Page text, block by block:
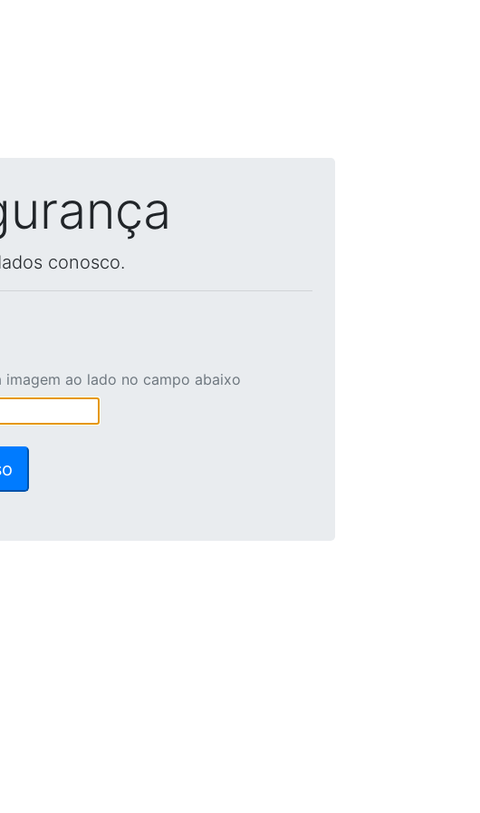
conosco.
imagem ao lado no campo abaixo